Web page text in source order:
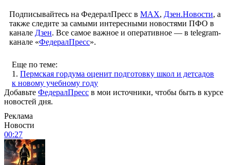
Подписывайтесь на ФедералПресс в МАХ, Дзен.Новости, а
также следите за самыми интересными новостями ПФО в
канале Дзен. Все самое важное и оперативное — в telegram-
канале «ФедералПресс».
Еще по теме:
1. Пермская гордума оценит подготовку школ и детсадов
к новому учебному году
Добавьте ФедералПресс в мои источники, чтобы быть в курсе
новостей дня.
Реклама
Новости
00:27